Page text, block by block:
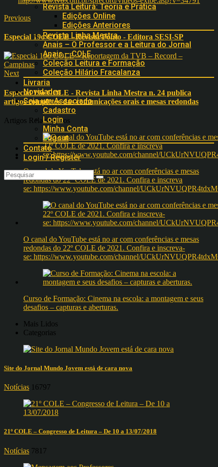
Revista Leitura: Teoria e Prática
Edições Online
Edições Anteriores
Revista Linha Mestra
Anais – O Professor e a Leitura do Jornal
Anais – COLE
Coleção Leitura e Formação
Coleção Hilário Fracalanza
Livraria
Novidades
Seja um Associado
Cadastro
Login
Minha Conta
Logout
Contato
Login / Register
Previous
Especial 19o COLE - Revista Ponto - Editora SESI-SP
Next
Especial 19o COLE - Revista Linha Mestra n. 24 publica
artigos completos das comunicações orais e mesas redondas
Artigos Relacionados
O canal do YouTube está no ar com conferências e mesas
redondas do 22º COLE de 2021. Confira e inscreva
se: https://www.youtube.com/channel/
O canal do YouTube está no ar com conferências e mesas
redondas do 22º COLE de 2021. Confira e inscreva-
se: https://www.youtube.com/channel/
Curso de Formação: Cinema na escola: a montagem e seus
desafios – capturas e aberturas.
Mais Lidos
Categorias
Site do Jornal Mundo Jovem está de cara nova
Notícias 16797
21º COLE – Congresso de Leitura – De 10 a 13/07/2018
Notícias 7817